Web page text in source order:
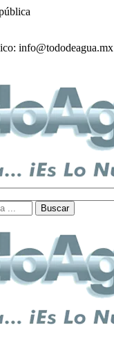
info@tododeagua.mx
Buscar